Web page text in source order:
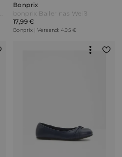
Bonprix
bonprix Ballerinas Weiß
17,99 €
Bonprix | Versand: 4,95 €